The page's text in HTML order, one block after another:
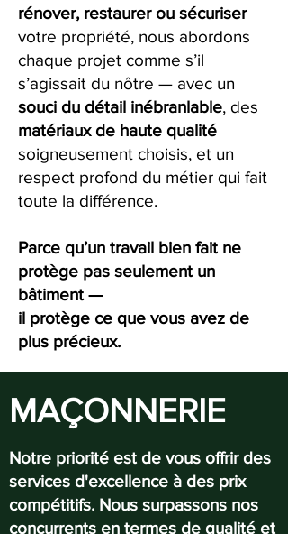
rénover, restaurer ou sécuriser
votre propriété, nous abordons
chaque projet comme s’il
s’agissait du nôtre — avec un
souci du détail inébranlable, des
matériaux de haute qualité
soigneusement choisis, et un
respect profond du métier qui fait
toute la différence.
Parce qu’un travail bien fait ne
protège pas seulement un
bâtiment —
il protège ce que vous avez de
plus précieux.
MAÇONNERIE
Notre priorité est de vous offrir des
services d'excellence à des prix
compétitifs. Nous surpassons nos
concurrents en termes de qualité et